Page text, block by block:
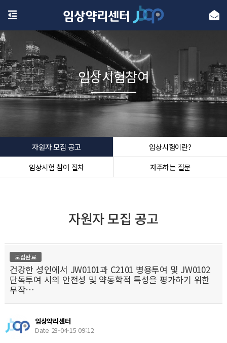
자원자 모집 공고
임상시험이란?
임상시험 참여 절차
자주하는 질문
임상시험참여
자원자 모집 공고
모집완료
건강한 성인에서 JW0101과 C2101 병용투여 및 JW0102
단독투여 시의 안전성 및 약동학적 특성을 평가하기 위한
무작…
임상약리센터
Date 23-04-15 09:12